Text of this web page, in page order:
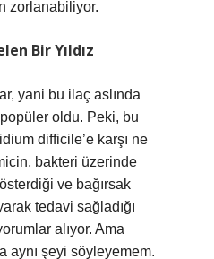
zorlanabiliyor.
Bir Yıldız
yani bu ilaç aslında
oldu. Peki, bu
difficile’e karşı ne
bakteri üzerinde
ve bağırsak
tedavi sağladığı
alıyor. Ama
aynı şeyi söyleyemem.